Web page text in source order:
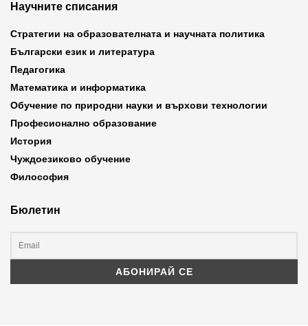
Научните списания
Стратегии на образователната и научната политика
Български език и литература
Педагогика
Математика и информатика
Обучение по природни науки и върхови технологии
Професионално образование
История
Чуждоезиково обучение
Философия
Бюлетин